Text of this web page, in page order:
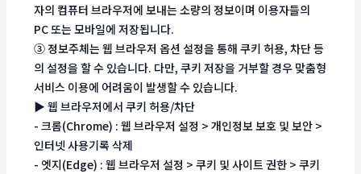
자의 컴퓨터 브라우저에 보내는 소량의 정보이며 이용자들의
PC 또는 모바일에 저장됩니다.
③ 정보주체는 웹 브라우저 옵션 설정을 통해 쿠키 허용, 차단 등
의 설정을 할 수 있습니다. 다만, 쿠키 저장을 거부할 경우 맞춤형
서비스 이용에 어려움이 발생할 수 있습니다.
▶ 웹 브라우저에서 쿠키 허용/차단
- 크롬(Chrome) : 웹 브라우저 설정 > 개인정보 보호 및 보안 >
인터넷 사용기록 삭제
- 엣지(Edge) : 웹 브라우저 설정 > 쿠키 및 사이트 권한 > 쿠키